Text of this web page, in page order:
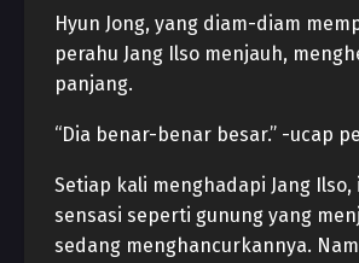
Hyun Jong, yang diam-diam
perahu Jang Ilso menjauh,
panjang.
“Dia benar-benar besar.” -ucap
Setiap kali menghadapi Jang Ilso,
sensasi seperti gunung yang
sedang menghancurkannya.